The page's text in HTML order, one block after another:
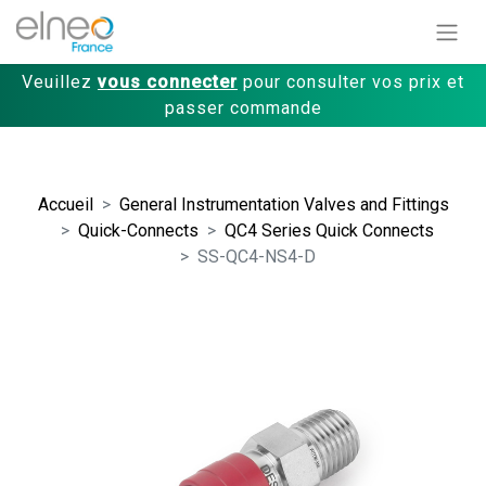
Veuillez vous connecter pour consulter vos prix et
passer commande
Accueil
General Instrumentation Valves and Fittings
Quick-Connects
QC4 Series Quick Connects
SS-QC4-NS4-D